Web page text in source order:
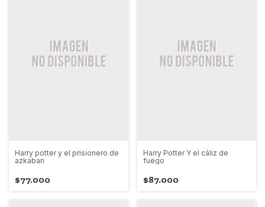
Harry potter y el prisionero de
azkaban
$77.000
Harry Potter Y el cáliz de
fuego
$87.000